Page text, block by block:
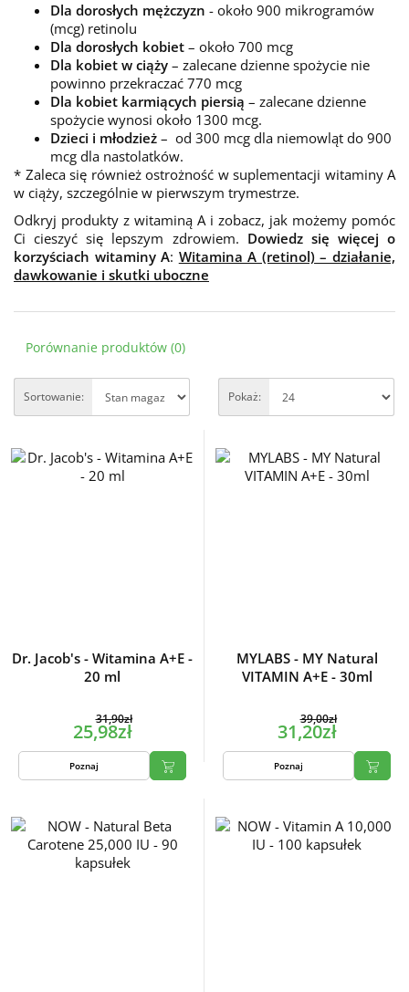
Dla dorosłych mężczyzn - około 900 mikrogramów
(mcg) retinolu
Dla dorosłych kobiet – około 700 mcg
Dla kobiet w ciąży – zalecane dzienne spożycie nie
powinno przekraczać 770 mcg
Dla kobiet karmiących piersią – zalecane dzienne
spożycie wynosi około 1300 mcg.
Dzieci i młodzież – od 300 mcg dla niemowląt do 900
mcg dla nastolatków.
* Zaleca się również ostrożność w suplementacji witaminy A
w ciąży, szczególnie w pierwszym trymestrze.
Odkryj produkty z witaminą A i zobacz, jak możemy pomóc
Ci cieszyć się lepszym zdrowiem. Dowiedz się więcej o
korzyściach witaminy A: Witamina A (retinol) – działanie,
dawkowanie i skutki uboczne
Porównanie produktów (0)
Sortowanie: Pokaż:
Dr. Jacob's - Witamina A+E -
20 ml
31,90zł
25,98zł
Poznaj
MYLABS - MY Natural
VITAMIN A+E - 30ml
39,00zł
31,20zł
Poznaj